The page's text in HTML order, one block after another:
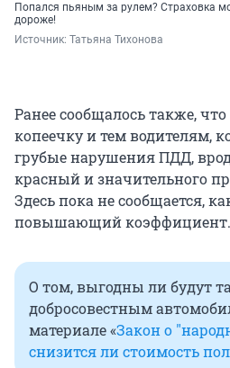
Попался пьяным за рулем? Страховка
дороже!
Источник: Татьяна Тихонова
Ранее сообщалось также,
копеечку и тем водителям,
грубые нарушения ПДД,
красный и значительного
Здесь пока не сообщается,
повышающий коэффициент.
О том, выгодны ли будут
добросовестным
материале «Закон о
снизится ли стоимость